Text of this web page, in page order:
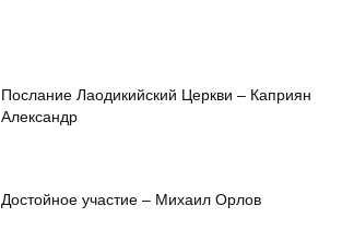
Послание Лаодикийский Церкви – Каприян
Александр
Достойное участие – Михаил Орлов